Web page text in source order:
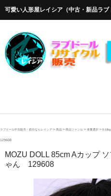
可愛い人形屋レイシア（中古・新品ラブ
ホーム
オリエント工業
ラブドール中古販売・処分ならレイシア > 商品 > 商品ジャンル > 体重選択 > 0-10kg
129608
MOZU DOLL 85cm Aカップ
ゃん 129608